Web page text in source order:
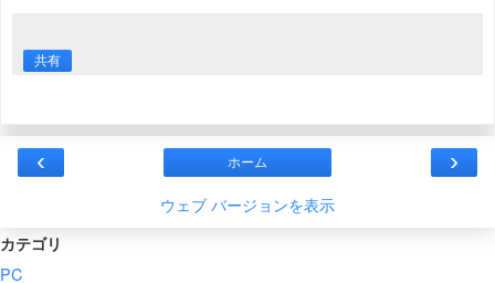
共有
‹ ›
ホーム
ウェブ バージョンを表示
カテゴリ
PC